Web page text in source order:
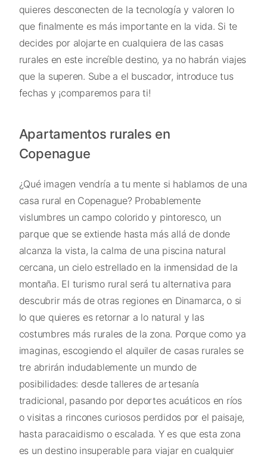
quieres desconecten de la tecnología y valoren lo
que finalmente es más importante en la vida. Si te
decides por alojarte en cualquiera de las casas
rurales en este increíble destino, ya no habrán viajes
que la superen. Sube a el buscador, introduce tus
fechas y ¡comparemos para ti!
Apartamentos rurales en
Copenague
¿Qué imagen vendría a tu mente si hablamos de una
casa rural en Copenague? Probablemente
vislumbres un campo colorido y pintoresco, un
parque que se extiende hasta más allá de donde
alcanza la vista, la calma de una piscina natural
cercana, un cielo estrellado en la inmensidad de la
montaña. El turismo rural será tu alternativa para
descubrir más de otras regiones en Dinamarca, o si
lo que quieres es retornar a lo natural y las
costumbres más rurales de la zona. Porque como ya
imaginas, escogiendo el alquiler de casas rurales se
tre abrirán indudablemente un mundo de
posibilidades: desde talleres de artesanía
tradicional, pasando por deportes acuáticos en ríos
o visitas a rincones curiosos perdidos por el paisaje,
hasta paracaidismo o escalada. Y es que esta zona
es un destino insuperable para viajar en cualquier